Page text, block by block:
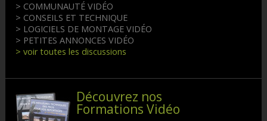
> COMMUNAUTÉ VIDÉO
> CONSEILS ET TECHNIQUE
> LOGICIELS DE MONTAGE VIDÉO
> PETITES ANNONCES VIDÉO
> voir toutes les discussions
Découvrez nos
Formations Vidéo